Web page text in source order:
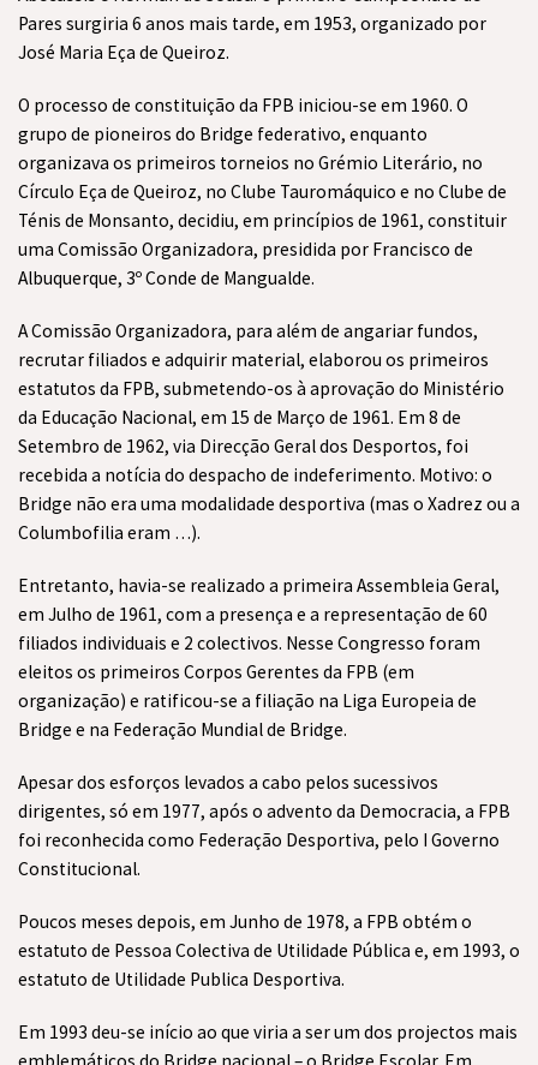
Pares surgiria 6 anos mais tarde, em 1953, organizado por
José Maria Eça de Queiroz.
O processo de constituição da FPB iniciou-se em 1960. O
grupo de pioneiros do Bridge federativo, enquanto
organizava os primeiros torneios no Grémio Literário, no
Círculo Eça de Queiroz, no Clube Tauromáquico e no Clube de
Ténis de Monsanto, decidiu, em princípios de 1961, constituir
uma Comissão Organizadora, presidida por Francisco de
Albuquerque, 3º Conde de Mangualde.
A Comissão Organizadora, para além de angariar fundos,
recrutar filiados e adquirir material, elaborou os primeiros
estatutos da FPB, submetendo-os à aprovação do Ministério
da Educação Nacional, em 15 de Março de 1961. Em 8 de
Setembro de 1962, via Direcção Geral dos Desportos, foi
recebida a notícia do despacho de indeferimento. Motivo: o
Bridge não era uma modalidade desportiva (mas o Xadrez ou a
Columbofilia eram …).
Entretanto, havia-se realizado a primeira Assembleia Geral,
em Julho de 1961, com a presença e a representação de 60
filiados individuais e 2 colectivos. Nesse Congresso foram
eleitos os primeiros Corpos Gerentes da FPB (em
organização) e ratificou-se a filiação na Liga Europeia de
Bridge e na Federação Mundial de Bridge.
Apesar dos esforços levados a cabo pelos sucessivos
dirigentes, só em 1977, após o advento da Democracia, a FPB
foi reconhecida como Federação Desportiva, pelo I Governo
Constitucional.
Poucos meses depois, em Junho de 1978, a FPB obtém o
estatuto de Pessoa Colectiva de Utilidade Pública e, em 1993, o
estatuto de Utilidade Publica Desportiva.
Em 1993 deu-se início ao que viria a ser um dos projectos mais